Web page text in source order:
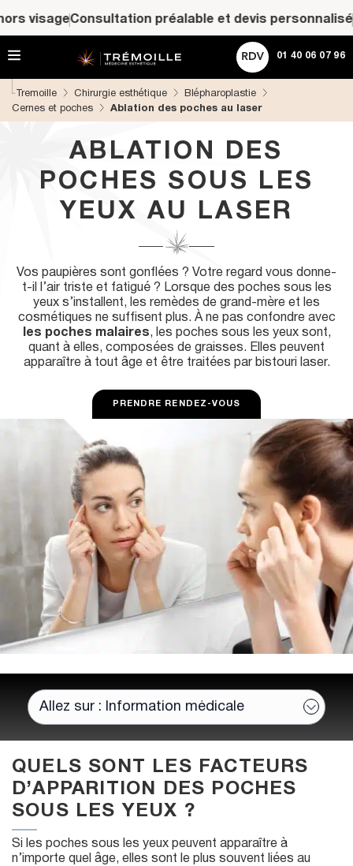
l
l
d
préalable et devis personnaliséCartes
01 40 06 07 96
ACHETER UNE CARTE CADEAU
Rechercher
Tremoille Chirurgie esthétique
Blépharoplastie
Cernes et poches
Ablation des poches au laser
ABLATION DES
POCHES SOUS LES
YEUX AU LASER
Vos paupières sont gonflées ? Votre regard vous donne-
t-il l’air triste et fatigué ? Lorsque des poches sous les
yeux s’installent, les remèdes de grand-mère et les
cosmétiques ne suffisent plus. À ne pas confondre avec
les poches malaires, les poches sous les yeux sont,
quant à elles, composées de graisses. Elles peuvent
apparaître à tout âge et être traitées par bistouri laser.
PRENDRE RENDEZ-VOUS
QUELS SONT LES FACTEURS
D’APPARITION DES POCHES
SOUS LES YEUX ?
Si les poches sous les yeux peuvent apparaître à
n’importe quel âge, elles sont le plus souvent liées au